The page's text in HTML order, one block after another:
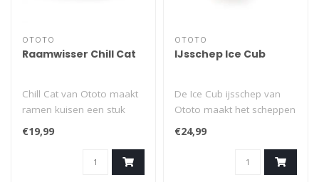
OTOTO
Raamwisser Chill Cat
Chill Cat van Ototo maakt
ramen kuisen een stuk
leuker. Deze raamwisser is
vormg..
€19,99
OTOTO
IJsschep Ice Cub
De Ice Cub ijsschep van
Ototo maakt het scheppen
van ijsjes extra leuk. Deze
roe..
€24,99